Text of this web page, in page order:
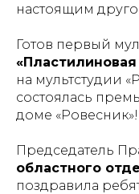
настоящим
Готов первый
на мультстудии
состоялась
доме «Ровесник»!
Председатель
областного
поздравила